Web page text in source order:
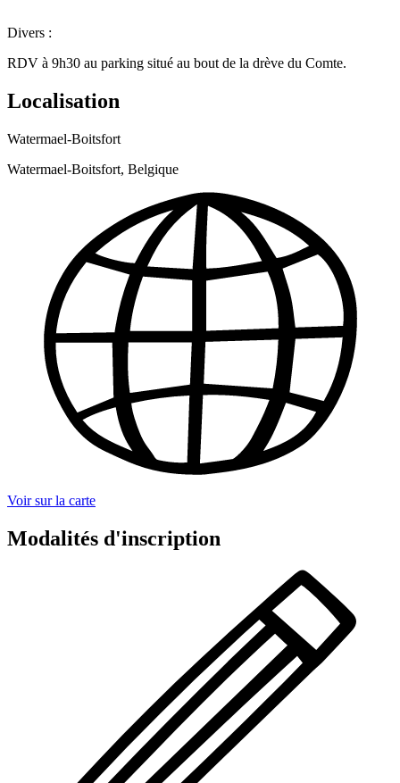
Divers :
RDV à 9h30 au parking situé au bout de la drève du Comte.
Localisation
Watermael-Boitsfort
Watermael-Boitsfort, Belgique
Voir sur la carte
Modalités d'inscription